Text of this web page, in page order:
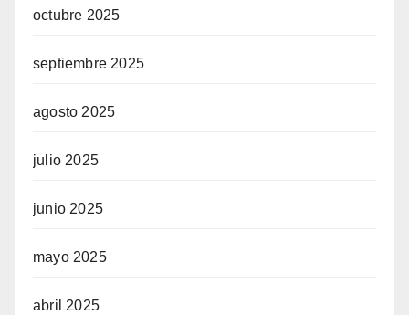
octubre 2025
septiembre 2025
agosto 2025
julio 2025
junio 2025
mayo 2025
abril 2025